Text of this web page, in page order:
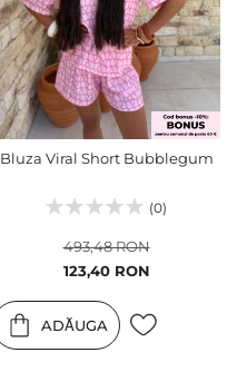
Bluza Viral Short Bubblegum
(0)
Pret
123,40 RON
493,48 RON
ADĂUGA